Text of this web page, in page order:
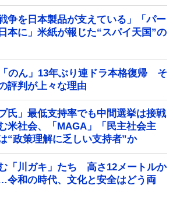
争を日本製品が支えている」「パー
本に」米紙が報じた“スパイ天国”の
のん」13年ぶり連ドラ本格復帰 そ
評判が上々な理由
氏」最低支持率でも中間選挙は接戦
米社会、「MAGA」「民主社会主
“政策理解に乏しい支持者”か
「川ガキ」たち 高さ12メートルか
令和の時代、文化と安全はどう両